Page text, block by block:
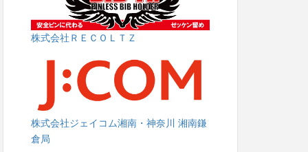
株式会社ＲＥＣＯＬＴＺ
株式会社ジェイコム湘南・神奈川 湘南鎌
倉局